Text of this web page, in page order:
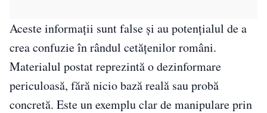
Aceste informaţii sunt false şi au potenţialul de a
crea confuzie în rândul cetăţenilor români.
Materialul postat reprezintă o dezinformare
periculoasă, fără nicio bază reală sau probă
concretă. Este un exemplu clar de manipulare prin